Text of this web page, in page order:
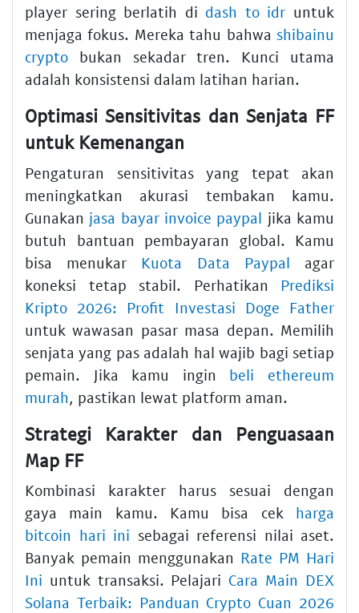
player sering berlatih di dash to idr untuk
menjaga fokus. Mereka tahu bahwa shibainu
crypto bukan sekadar tren. Kunci utama
adalah konsistensi dalam latihan harian.
Optimasi Sensitivitas dan Senjata FF
untuk Kemenangan
Pengaturan sensitivitas yang tepat akan
meningkatkan akurasi tembakan kamu.
Gunakan jasa bayar invoice paypal jika kamu
butuh bantuan pembayaran global. Kamu
bisa menukar Kuota Data Paypal agar
koneksi tetap stabil. Perhatikan Prediksi
Kripto 2026: Profit Investasi Doge Father
untuk wawasan pasar masa depan. Memilih
senjata yang pas adalah hal wajib bagi setiap
pemain. Jika kamu ingin beli ethereum
murah, pastikan lewat platform aman.
Strategi Karakter dan Penguasaan
Map FF
Kombinasi karakter harus sesuai dengan
gaya main kamu. Kamu bisa cek harga
bitcoin hari ini sebagai referensi nilai aset.
Banyak pemain menggunakan Rate PM Hari
Ini untuk transaksi. Pelajari Cara Main DEX
Solana Terbaik: Panduan Crypto Cuan 2026